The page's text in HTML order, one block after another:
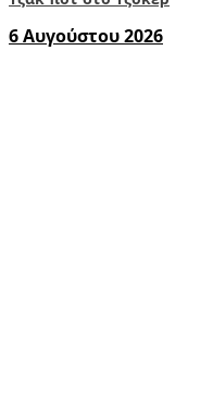
6 Αυγούστου 2026